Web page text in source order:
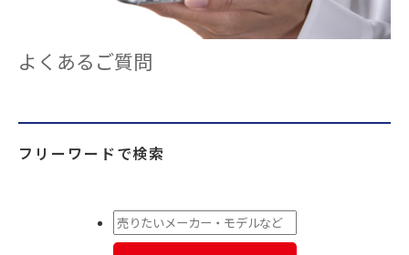
よくあるご質問
フリーワードで検索